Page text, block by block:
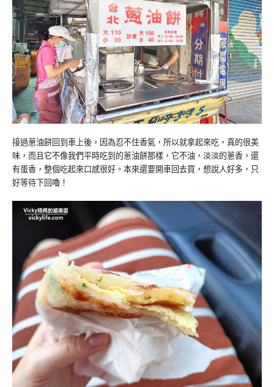
接過蔥油餅回到車上後，因為忍不住香氣，所以就拿起來吃，真的很美
味，而且它不像我們平時吃到的蔥油餅那樣，它不油，淡淡的蔥香，還
有蛋香，整個吃起來口感很好。本來還要開車回去買，想說人好多，只
好等待下回嚕！